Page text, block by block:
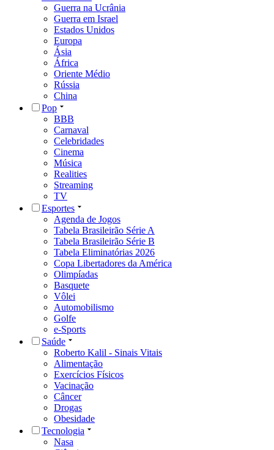
Guerra na Ucrânia
Guerra em Israel
Estados Unidos
Europa
Ásia
África
Oriente Médio
Rússia
China
Pop
BBB
Carnaval
Celebridades
Cinema
Música
Realities
Streaming
TV
Esportes
Agenda de Jogos
Tabela Brasileirão Série A
Tabela Brasileirão Série B
Tabela Eliminatórias 2026
Copa Libertadores da América
Olimpíadas
Basquete
Vôlei
Automobilismo
Golfe
e-Sports
Saúde
Roberto Kalil - Sinais Vitais
Alimentação
Exercícios Físicos
Vacinação
Câncer
Drogas
Obesidade
Tecnologia
Nasa